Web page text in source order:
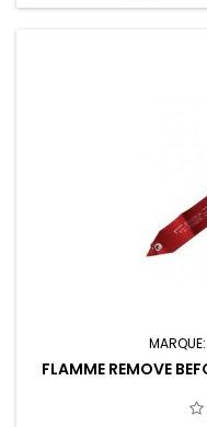
MARQUE:
FLAMME REMOVE